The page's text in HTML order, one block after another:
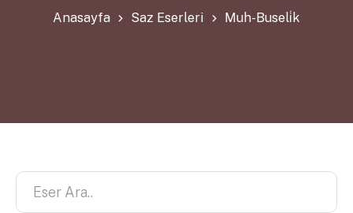
Anasayfa Saz Eserleri Muh-Buseli̇k